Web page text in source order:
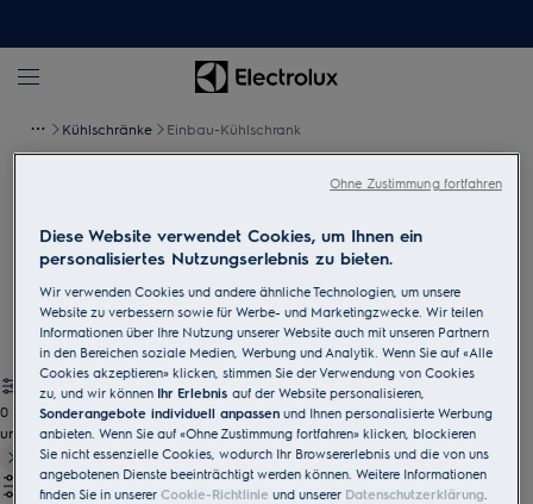
Kühlschränke Einbau-Kühlschrank
Die Electrolux Einbau-Kühlschränke passen sich flexibel an Ihre
Küchengrösse, Einkaufsgewohnheiten und Kochpräferenzen an.
Sie bieten ausreichend Platz für Vorrat und ermöglichen eine
übersichtliche Lagerung. In kleinen Küchen sparen Sie Platz mit
einem Modell, das unter die Theke passt.
0
undefined
Diese Website verwendet Cookies, um Ihnen ein
personalisiertes Nutzungserlebnis zu bieten.
Wir verwenden Cookies und andere ähnliche Technologien, um unsere
Website zu verbessern sowie für Werbe- und Marketingzwecke. Wir teilen
Informationen über Ihre Nutzung unserer Website auch mit unseren Partnern
in den Bereichen soziale Medien, Werbung und Analytik. Wenn Sie auf «Alle
Cookies akzeptieren» klicken, stimmen Sie der Verwendung von Cookies
zu, und wir können Ihr Erlebnisauf der Website personalisieren,
Sonderangebote individuell anpassen und Ihnen personalisierte Werbung
anbieten. Wenn Sie auf «Ohne Zustimmung fortfahren» klicken, blockieren
Sie nicht essenzielle Cookies, wodurch Ihr Browsererlebnis und die von uns
angebotenen Dienste beeinträchtigt werden können. Weitere Informationen
finden Sie in unsererCookie-Richtlinie und unserer Datenschutzerklärung
Ohne Zustimmung fortfahren